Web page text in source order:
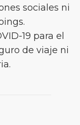
sociales ni
19 para el
de viaje ni